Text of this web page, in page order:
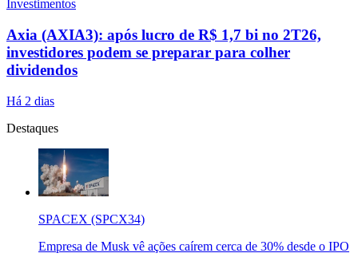
Investimentos
Axia (AXIA3): após lucro de R$ 1,7 bi no 2T26,
investidores podem se preparar para colher
dividendos
Há 2 dias
Destaques
SPACEX (SPCX34)
Empresa de Musk vê ações caírem cerca de 30% desde o IPO